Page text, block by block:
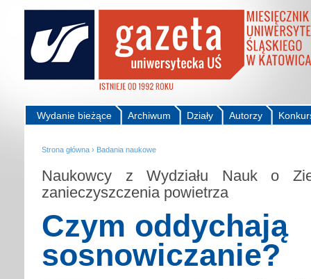
Autorzy
Działy
Archiwum
Wydanie bieżące
Strona główna › Badania naukowe
Naukowcy z Wydziału Nauk o
zanieczyszczenia powietrza
Czym oddychają
sosnowiczanie?